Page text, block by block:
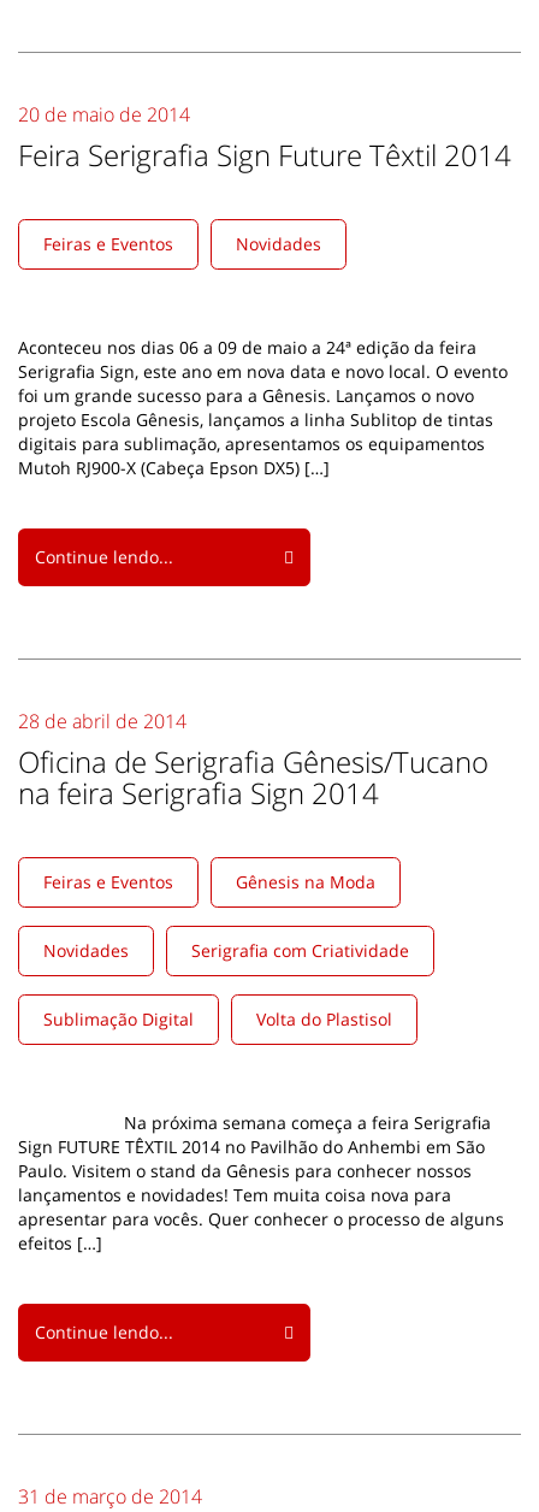
20 de maio de 2014
Feira Serigrafia Sign Future Têxtil 2014
Feiras e Eventos Novidades
Aconteceu nos dias 06 a 09 de maio a 24ª edição da feira
Serigrafia Sign, este ano em nova data e novo local. O evento
foi um grande sucesso para a Gênesis. Lançamos o novo
projeto Escola Gênesis, lançamos a linha Sublitop de tintas
digitais para sublimação, apresentamos os equipamentos
Mutoh RJ900-X (Cabeça Epson DX5) […]
Continue lendo...
28 de abril de 2014
Oficina de Serigrafia Gênesis/Tucano
na feira Serigrafia Sign 2014
Feiras e Eventos Gênesis na Moda
Novidades Serigrafia com Criatividade
Sublimação Digital Volta do Plastisol
Na próxima semana começa a feira Serigrafia
Sign FUTURE TÊXTIL 2014 no Pavilhão do Anhembi em São
Paulo. Visitem o stand da Gênesis para conhecer nossos
lançamentos e novidades! Tem muita coisa nova para
apresentar para vocês. Quer conhecer o processo de alguns
efeitos […]
Continue lendo...
31 de março de 2014